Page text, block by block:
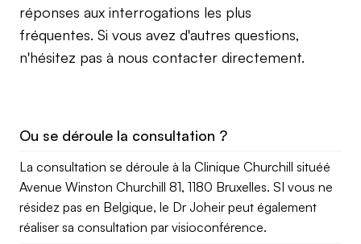
réponses aux interrogations les plus
fréquentes. Si vous avez d'autres questions,
n'hésitez pas à nous contacter directement.
Ou se déroule la consultation ?
La consultation se déroule à la Clinique Churchill situéé
Avenue Winston Churchill 81, 1180 Bruxelles. SI vous ne
résidez pas en Belgique, le Dr Joheir peut également
réaliser sa consultation par visioconférence.